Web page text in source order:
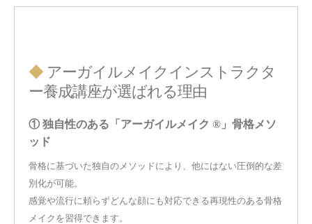
◆ アーガイルメイクインストラクタ
ー養成講座が選ばれる理由
① 独自性のある「アーガイルメイク ®」骨格メソ
ッド
骨格に基づいた独自のメソッドにより、他にはない圧倒的な差
別化が可能。
感覚や流行に頼らずどんな顔にも対応できる再現性のある骨格
メイクを習得できます。